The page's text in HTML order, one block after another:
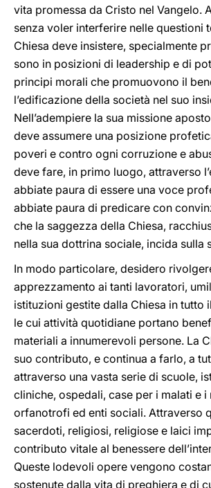
vita promessa da Cristo nel Vangelo.
senza voler interferire nelle questioni
Chiesa deve insistere, specialmente
sono in posizioni di leadership e di
principi morali che promuovono il
l’edificazione della società nel suo
Nell’adempiere la sua missione
deve assumere una posizione
poveri e contro ogni corruzione e
deve fare, in primo luogo, attraverso
abbiate paura di essere una voce
abbiate paura di predicare con
che la saggezza della Chiesa,
nella sua dottrina sociale, incida sulla
In modo particolare, desidero
apprezzamento ai tanti lavoratori,
istituzioni gestite dalla Chiesa in tutto
le cui attività quotidiane portano
materiali a innumerevoli persone. La
suo contributo, e continua a farlo, a
attraverso una vasta serie di scuole,
cliniche, ospedali, case per i malati e i
orfanotrofi ed enti sociali. Attraverso
sacerdoti, religiosi, religiose e laici
contributo vitale al benessere
Queste lodevoli opere vengono
sostenute dalla vita di preghiera e di